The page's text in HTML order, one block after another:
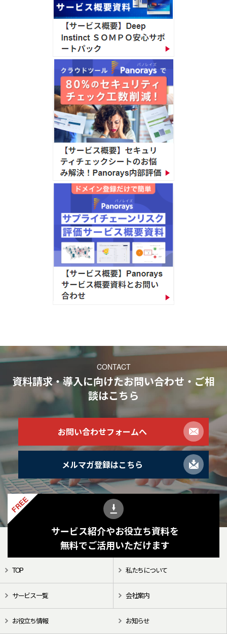
CONTACT
資料請求・導入に向けたお問い合わせ・ご相
談はこちら
お問い合わせフォームへ
メルマガ登録はこちら
FREE
サービス紹介やお役立ち資料を
無料でご活用いただけます
TOP 私たちについて
サービス一覧 会社案内
お役立ち情報 お知らせ